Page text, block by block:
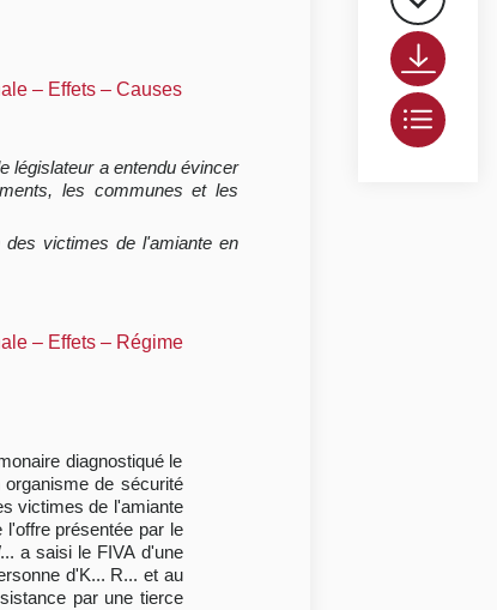
– Effets – Causes
législateur a entendu évincer
les communes et les
victimes de l'amiante en
– Effets – Régime
diagnostiqué le
de sécurité
victimes de l'amiante
présentée par le
a saisi le FIVA d'une
d'K... R... et au
par une tierce